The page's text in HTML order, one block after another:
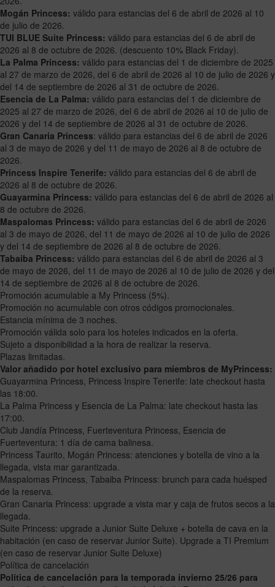
Mogán Princess: válido para estancias del 6 de abril de 2026 al 10
de julio de 2026.
TUI BLUE Suite Princess: válido para estancias del 6 de abril de
2026 al 8 de octubre de 2026. (descuento 10% Black Friday).
La Palma Princess: válido para estancias del 1 de diciembre de 2025
al 27 de marzo de 2026, del 6 de abril de 2026 al 10 de julio de 2026 y
del 14 de septiembre de 2026 al 31 de octubre de 2026.
Esencia de La Palma: válido para estancias del 1 de diciembre de
2025 al 27 de marzo de 2026, del 6 de abril de 2026 al 10 de julio de
2026 y del 14 de septiembre de 2026 al 31 de octubre de 2026.
Gran Canaria Princess: válido para estancias del 6 de abril de 2026
al 3 de mayo de 2026 y del 11 de mayo de 2026 al 8 de octubre de
2026.
Princess Inspire Tenerife: válido para estancias del 6 de abril de
2026 al 8 de octubre de 2026.
Guayarmina Princess: válido para estancias del 6 de abril de 2026 al
8 de octubre de 2026.
Maspalomas Princess: válido para estancias del 6 de abril de 2026
al 3 de mayo de 2026, del 11 de mayo de 2026 al 10 de julio de 2026
y del 14 de septiembre de 2026 al 8 de octubre de 2026.
Tabaiba Princess: válido para estancias del 6 de abril de 2026 al 3
de mayo de 2026, del 11 de mayo de 2026 al 10 de julio de 2026 y del
14 de septiembre de 2026 al 8 de octubre de 2026.
Promoción acumulable a My Princess (5%).
Promoción no acumulable con otros códigos promocionales.
Estancia mínima de 3 noches.
Promoción válida solo para los hoteles indicados en la oferta.
Sujeto a disponibilidad a la hora de realizar la reserva.
Plazas limitadas.
Valor añadido por hotel exclusivo para miembros de MyPrincess:
Guayarmina Princess, Princess Inspire Tenerife: late checkout hasta
las 18:00.
La Palma Princess y Esencia de La Palma: late checkout hasta las
17:00.
Club Jandía Princess, Fuerteventura Princess, Esencia de
Fuerteventura: 1 día de cama balinesa.
Princess Taurito, Mogán Princess: atenciones y botella de vino a la
llegada, vista mar garantizada.
Maspalomas Princess, Tabaiba Princess: brunch para cada huésped
de la reserva.
Gran Canaria Princess: upgrade a vista mar y caja de frutos secos a la
llegada.
Suite Princess: upgrade a Junior Suite Deluxe + botella de cava en la
habitación (en caso de reservar Junior Suite). Upgrade a TI Premium
(en caso de reservar Junior Suite Deluxe)
Política de cancelación
Política de cancelación para la temporada invierno 25/26 para